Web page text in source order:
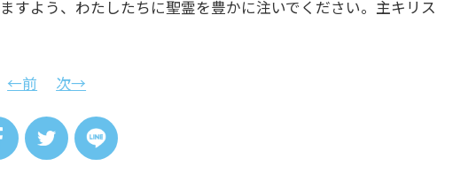
すよう、わたしたちに聖霊を豊かに注いでください。主キリス
←前 次→